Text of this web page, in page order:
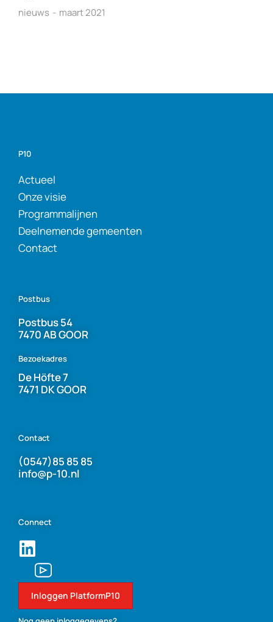
nieuws maart 2021
P10
Actueel
Onze visie
Programmalijnen
Deelnemende gemeenten
Contact
Postbus
Postbus 54
7470 AB GOOR
Bezoekadres
De Höfte 7
7471 DK GOOR
Contact
(0547)85 85 85
info@p-10.nl
Connect
Inloggen PlatformP10